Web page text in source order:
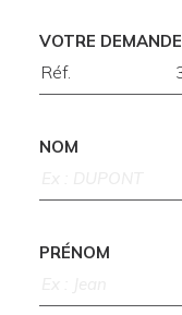
VOTRE
NOM
PRÉNOM